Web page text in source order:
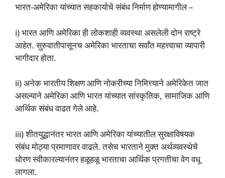
भारत-अमेरिका यांच्यात सहकार्याचे संबंध निर्माण होण्यामागील –
i) भारत आणि अमेरिका ही लोकशाही व्यवस्था असलेली दोन राष्ट्रे
आहेत. सुरुवातीपासूनच अमेरिका भारताचा सर्वांत महत्त्वाचा व्यापारी
भागीदार होता.
ii) अनेक भारतीय शिक्षण आणि नोकरीच्या निमित्त्याने अमेरिकेत जात
असल्याने अमेरिका आणि भारत यांच्यात सांस्कृतिक, सामाजिक आणि
आर्थिक संबंध वाढत गेले आहे.
iii) शीतयुद्धानंतर भारत आणि अमेरिका यांच्यातील सुरक्षाविषयक
संबंध मोठ्या प्रमाणावर वाढले. तसेच भारताने मुक्त अर्थव्यवस्थेचे
धोरण स्वीकारल्यानंतर हळूहळू भारताचा आर्थिक प्रगतीचा वेग वधू
लागला.